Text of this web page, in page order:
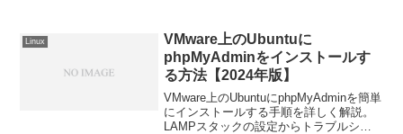
トプラクティスも紹介。
Linux
VMware上のUbuntuに
phpMyAdminをインストールす
る方法【2024年版】
VMware上のUbuntuにphpMyAdminを簡単
にインストールする手順を詳しく解説。
LAMPスタックの設定からトラブルシュ